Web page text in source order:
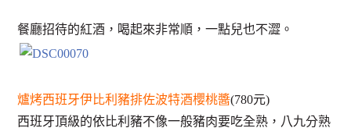
餐廳招待的紅酒，喝起來非常順，一點兒也不澀。
爐烤西班牙伊比利豬排佐波特酒櫻桃醬(780元)
西班牙頂級的依比利豬不像一般豬肉要吃全熟，八九分熟